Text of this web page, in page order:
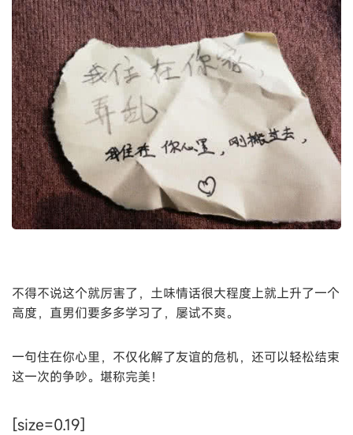
不得不说这个就厉害了，土味情话很大程度上就上升了一个
高度，直男们要多多学习了，屡试不爽。
一句住在你心里，不仅化解了友谊的危机，还可以轻松结束
这一次的争吵。堪称完美！
[size=0.19]